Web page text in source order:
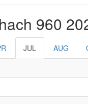
960
JUL AUG